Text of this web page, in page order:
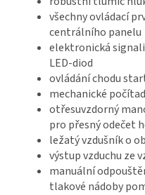
všechny ovládací
centrálního panelu
elektronická
LED-diod
ovládání chodu
mechanické
otřesuvzdorný
pro přesný odečet
ležatý vzdušník o
výstup vzduchu ze
manuální
tlakové nádoby